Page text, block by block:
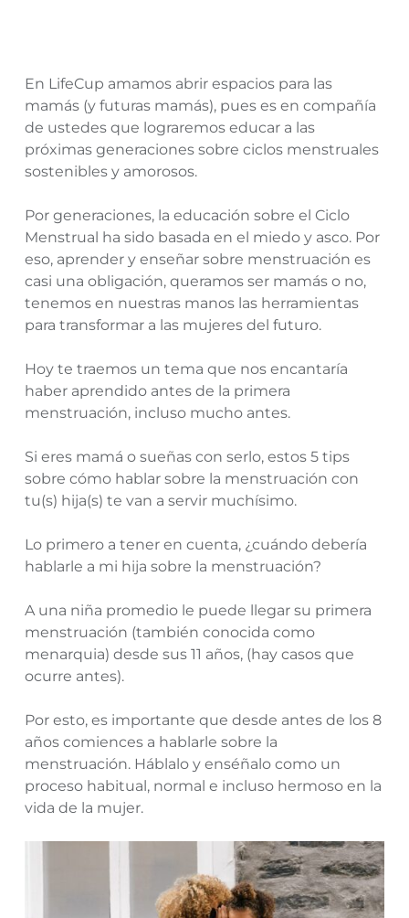
En LifeCup amamos abrir espacios para las
mamás (y futuras mamás), pues es en compañía
de ustedes que lograremos educar a las
próximas generaciones sobre ciclos menstruales
sostenibles y amorosos.
Por generaciones, la educación sobre el Ciclo
Menstrual ha sido basada en el miedo y asco. Por
eso, aprender y enseñar sobre menstruación es
casi una obligación, queramos ser mamás o no,
tenemos en nuestras manos las herramientas
para transformar a las mujeres del futuro.
Hoy te traemos un tema que nos encantaría
haber aprendido antes de la primera
menstruación, incluso mucho antes.
Si eres mamá o sueñas con serlo, estos 5 tips
sobre cómo hablar sobre la menstruación con
tu(s) hija(s) te van a servir muchísimo.
Lo primero a tener en cuenta, ¿cuándo debería
hablarle a mi hija sobre la menstruación?
A una niña promedio le puede llegar su primera
menstruación (también conocida como
menarquia) desde sus 11 años, (hay casos que
ocurre antes).
Por esto, es importante que desde antes de los 8
años comiences a hablarle sobre la
menstruación. Háblalo y enséñalo como un
proceso habitual, normal e incluso hermoso en la
vida de la mujer.